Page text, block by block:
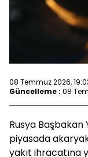
08 Temmuz 2026,
Güncelleme : 08
Rusya Başbakan
piyasada
yakıt ihracatına